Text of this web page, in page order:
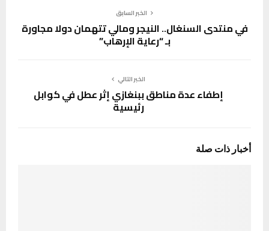
الخبر السابق
في منتدى السنغال.. النيجر ومالي تتهمان دولا مجاورة
بـ “رعاية الإرهاب”
الخبر التالي
إطفاء عدة مناطق ببنغازي إثر عطل في كوابل
رئيسية
أخبار ذات صلة